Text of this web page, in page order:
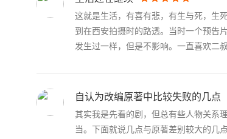
这就是生活，有喜有悲，有生与死，生
到在西安拍摄时的路透。当时一个预告
发生过一样，但是不影响。一直喜欢二
自认为改编原著中比较失败的几点
其实我是先看的剧，但总有些人物关系
当。下面就说几点与原著差别较大的几